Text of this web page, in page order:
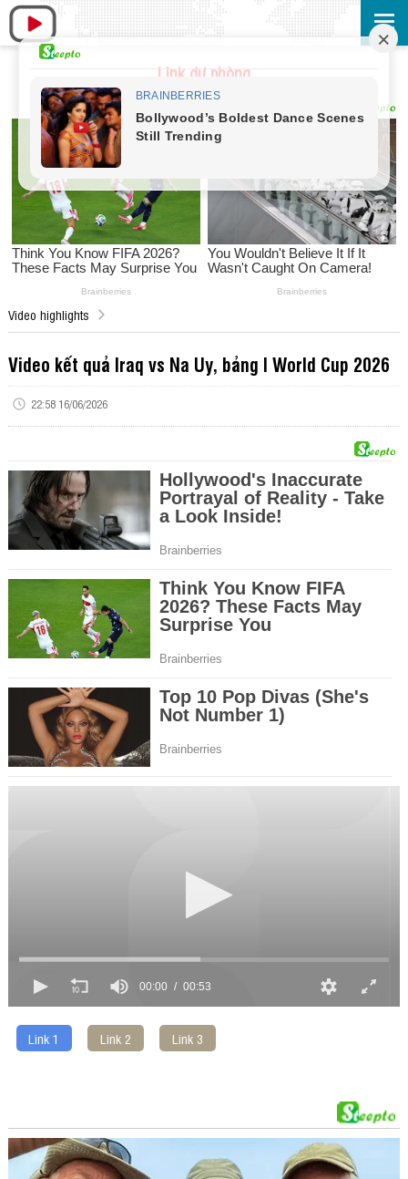
Link dự phòng
Video highlights
Video kết quả Iraq vs Na Uy, bảng I World Cup 2026
22:58 16/06/2026
00:00 00:53
Link 1 Link 2 Link 3